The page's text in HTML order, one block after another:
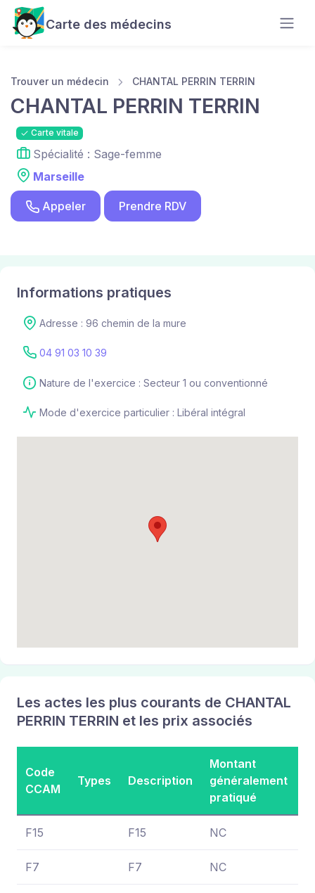
Carte des médecins
Trouver un médecin CHANTAL PERRIN TERRIN
CHANTAL PERRIN TERRIN
Carte vitale
Spécialité : Sage-femme
Marseille
Appeler Prendre RDV
Informations pratiques
Adresse : 96 chemin de la mure
04 91 03 10 39
Nature de l'exercice : Secteur 1 ou conventionné
Mode d'exercice particulier : Libéral intégral
Les actes les plus courants de CHANTAL
PERRIN TERRIN et les prix associés
Code
CCAM
Types Description
Montant
généralement
pratiqué
F15 F15 NC
F7 F7 NC